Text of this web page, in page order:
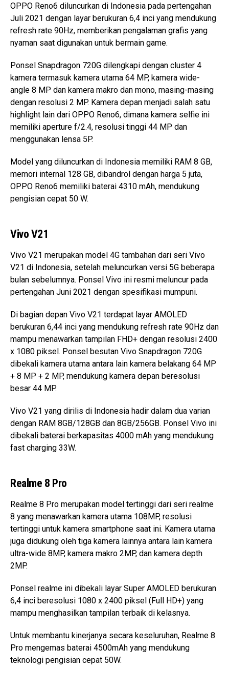
OPPO Reno6 diluncurkan di Indonesia pada pertengahan
Juli 2021 dengan layar berukuran 6,4 inci yang mendukung
refresh rate 90Hz, memberikan pengalaman grafis yang
nyaman saat digunakan untuk bermain game.
Ponsel Snapdragon 720G dilengkapi dengan cluster 4
kamera termasuk kamera utama 64 MP, kamera wide-
angle 8 MP dan kamera makro dan mono, masing-masing
dengan resolusi 2 MP. Kamera depan menjadi salah satu
highlight lain dari OPPO Reno6, dimana kamera selfie ini
memiliki aperture f/2.4, resolusi tinggi 44 MP dan
menggunakan lensa 5P.
Model yang diluncurkan di Indonesia memiliki RAM 8 GB,
memori internal 128 GB, dibandrol dengan harga 5 juta,
OPPO Reno6 memiliki baterai 4310 mAh, mendukung
pengisian cepat 50 W.
Vivo V21
Vivo V21 merupakan model 4G tambahan dari seri Vivo
V21 di Indonesia, setelah meluncurkan versi 5G beberapa
bulan sebelumnya. Ponsel Vivo ini resmi meluncur pada
pertengahan Juni 2021 dengan spesifikasi mumpuni.
Di bagian depan Vivo V21 terdapat layar AMOLED
berukuran 6,44 inci yang mendukung refresh rate 90Hz dan
mampu menawarkan tampilan FHD+ dengan resolusi 2400
x 1080 piksel. Ponsel besutan Vivo Snapdragon 720G
dibekali kamera utama antara lain kamera belakang 64 MP
+ 8 MP + 2 MP, mendukung kamera depan beresolusi
besar 44 MP.
Vivo V21 yang dirilis di Indonesia hadir dalam dua varian
dengan RAM 8GB/128GB dan 8GB/256GB. Ponsel Vivo ini
dibekali baterai berkapasitas 4000 mAh yang mendukung
fast charging 33W.
Realme 8 Pro
Realme 8 Pro merupakan model tertinggi dari seri realme
8 yang menawarkan kamera utama 108MP, resolusi
tertinggi untuk kamera smartphone saat ini. Kamera utama
juga didukung oleh tiga kamera lainnya antara lain kamera
ultra-wide 8MP, kamera makro 2MP, dan kamera depth
2MP.
Ponsel realme ini dibekali layar Super AMOLED berukuran
6,4 inci beresolusi 1080 x 2400 piksel (Full HD+) yang
mampu menghasilkan tampilan terbaik di kelasnya.
Untuk membantu kinerjanya secara keseluruhan, Realme 8
Pro mengemas baterai 4500mAh yang mendukung
teknologi pengisian cepat 50W.